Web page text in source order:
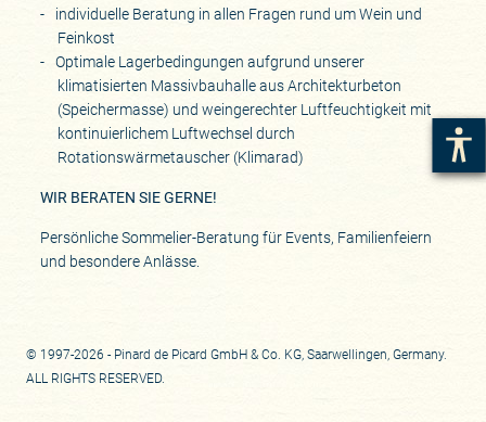
individuelle Beratung in allen Fragen rund um Wein und
Feinkost
Optimale Lagerbedingungen aufgrund unserer
klimatisierten Massivbauhalle aus Architekturbeton
(Speichermasse) und weingerechter Luftfeuchtigkeit mit
kontinuierlichem Luftwechsel durch
Rotationswärmetauscher (Klimarad)
WIR BERATEN SIE GERNE!
Persönliche Sommelier-Beratung für Events, Familienfeiern
und besondere Anlässe.
© 1997-2026 - Pinard de Picard GmbH & Co. KG, Saarwellingen, Germany.
ALL RIGHTS RESERVED.